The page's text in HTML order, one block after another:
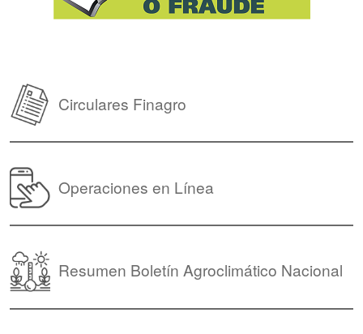
Circulares Finagro
Operaciones en Línea
Resumen Boletín Agroclimático Nacional